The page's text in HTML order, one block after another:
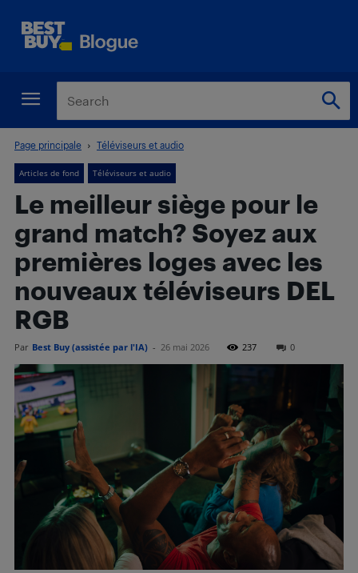
Page principale Téléviseurs et audio
Articles de fond Téléviseurs et audio
Le meilleur siège pour le
grand match? Soyez aux
premières loges avec les
nouveaux téléviseurs DEL
RGB
Par Best Buy (assistée par l'IA) - 26 mai 2026 237 0